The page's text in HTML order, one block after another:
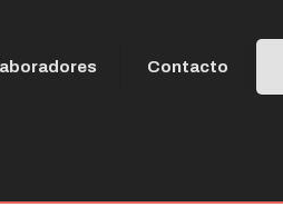
Contacto